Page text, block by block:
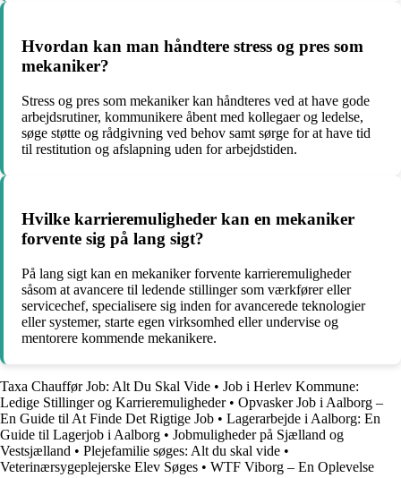
Hvordan kan man håndtere stress og pres som
mekaniker?
Stress og pres som mekaniker kan håndteres ved at have gode
arbejdsrutiner, kommunikere åbent med kollegaer og ledelse,
søge støtte og rådgivning ved behov samt sørge for at have tid
til restitution og afslapning uden for arbejdstiden.
Hvilke karrieremuligheder kan en mekaniker
forvente sig på lang sigt?
På lang sigt kan en mekaniker forvente karrieremuligheder
såsom at avancere til ledende stillinger som værkfører eller
servicechef, specialisere sig inden for avancerede teknologier
eller systemer, starte egen virksomhed eller undervise og
mentorere kommende mekanikere.
Taxa Chauffør Job: Alt Du Skal Vide • Job i Herlev Kommune:
Ledige Stillinger og Karrieremuligheder• Opvasker Job i Aalborg –
En Guide til At Finde Det Rigtige Job • Lagerarbejde i Aalborg: En
Guide til Lagerjob i Aalborg • Jobmuligheder på Sjælland og
Vestsjælland • Plejefamilie søges: Alt du skal vide •
Veterinærsygeplejerske Elev Søges • WTF Viborg – En Oplevelse